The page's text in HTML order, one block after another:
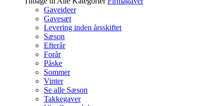
Gaveideer
Gavesæt
Levering inden årsskiftet
Sæson
Efterår
Forår
Påske
Sommer
Vinter
Se alle Sæson
Takkegaver